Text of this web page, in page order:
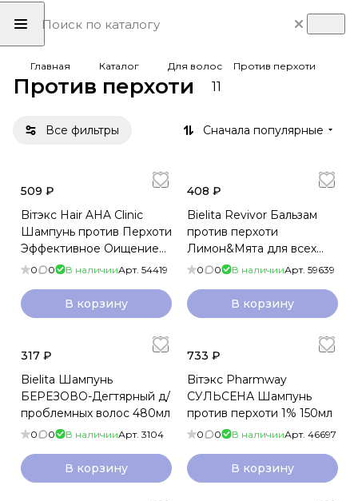
Главная Каталог Для волос Против перхоти
Против перхоти 11
Все фильтры Сначала популярные
509 ₽
Biтэкс Hair AHA Clinic
Шампунь против Перхоти
Эффективное Оищение
450мл
0 0 В наличииАрт. 54419
В корзину
408 ₽
Bielita Revivor Бальзам
против перхоти
Лимон&Мята для всех
типов волос 300мл
0 0 В наличииАрт. 59639
В корзину
317 ₽
Bielita Шампунь
БЕРЕЗОВО-Дегтярный д/
проблемных волос 480мл
0 0 В наличииАрт. 3104
В корзину
733 ₽
Biтэкс Pharmway
СУЛЬСЕНА Шампунь
против перхоти 1% 150мл
0 0 В наличииАрт. 46697
В корзину